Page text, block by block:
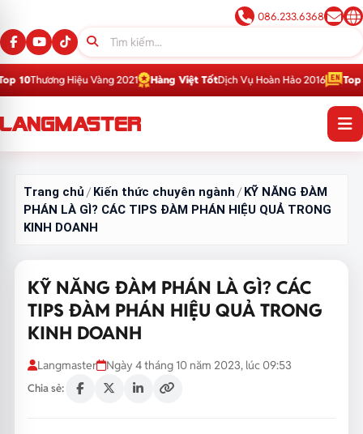
086.233.6368
Vàng 2021 Hàng Việt TốtDịch Vụ Hoàn Hảo 2016 Top 1Thương Hiệu
Trang chủ /Kiến thức chuyên ngành /KỸ NĂNG ĐÀM
PHÁN LÀ GÌ? CÁC TIPS ĐÀM PHÁN HIỆU QUẢ TRONG
KINH DOANH
KỸ NĂNG ĐÀM PHÁN LÀ GÌ? CÁC
TIPS ĐÀM PHÁN HIỆU QUẢ TRONG
KINH DOANH
Langmaster Ngày 4 tháng 10 năm 2023, lúc 09:53
Chia sẻ: